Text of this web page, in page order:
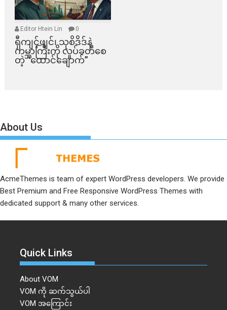
Editor Htein Lin 0
ရှီကျင့်ဖျင်၊ သုစိဒိဒ်နဲ့
ကမ္ဘာကြီးကို လှုပ်ခတ်စေ
တဲ့ “ထောင်ချောက်”
About Us
AcmeThemes is team of expert WordPress developers. We provide
Best Premium and Free Responsive WordPress Themes with
dedicated support & many other services.
Quick Links
About VOM
VOM ကို ဆက်သွယ်ပါ
VOM အကြောင်း